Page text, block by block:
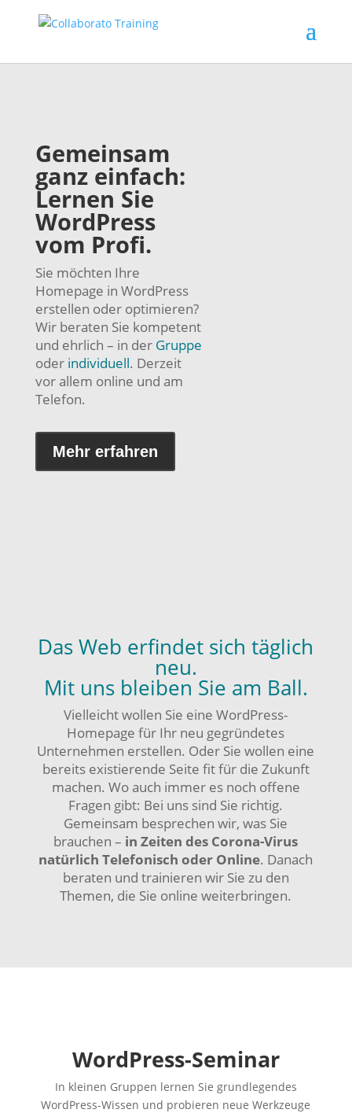
Gemeinsam
ganz einfach:
Lernen Sie
WordPress
vom Profi.
Sie möchten Ihre
Homepage in WordPress
erstellen oder optimieren?
Wir beraten Sie kompetent
und ehrlich – in der Gruppe
oder individuell. Derzeit
vor allem online und am
Telefon.
Mehr erfahren
Das Web erfindet sich täglich
neu.
Mit uns bleiben Sie am Ball.
Vielleicht wollen Sie eine WordPress-
Homepage für Ihr neu gegründetes
Unternehmen erstellen. Oder Sie wollen eine
bereits existierende Seite fit für die Zukunft
machen. Wo auch immer es noch offene
Fragen gibt: Bei uns sind Sie richtig.
Gemeinsam besprechen wir, was Sie
brauchen – in Zeiten des Corona-Virus
natürlich Telefonisch oder Online. Danach
beraten und trainieren wir Sie zu den
Themen, die Sie online weiterbringen.
WordPress-Seminar
In kleinen Gruppen lernen Sie grundlegendes
WordPress-Wissen und probieren neue Werkzeuge